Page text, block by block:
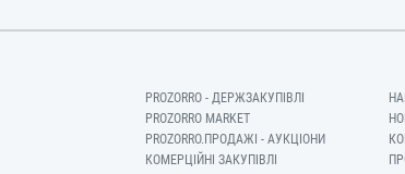
PROZORRO - ДЕРЖЗАКУПІВЛІ
PROZORRO MARKET
PROZORRO.ПРОДАЖІ - АУКЦІОНИ
КОМЕРЦІЙНІ ЗАКУПІВЛІ